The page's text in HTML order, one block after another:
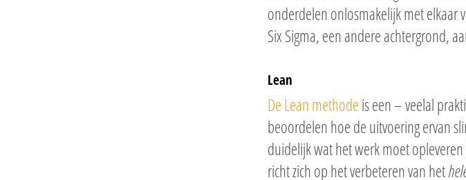
onderdelen onlosmakelijk met elkaar
Six Sigma, een andere achtergrond,
Lean
De Lean methodeis een – veelal
beoordelen hoe de uitvoering ervan
duidelijk wat het werk moet
richt zich op het verbeteren van het